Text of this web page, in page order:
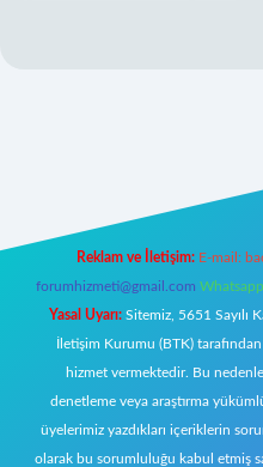
Reklam ve İletişim: E-mail:
forumhizmeti@gmail.com
Yasal Uyarı: Sitemiz, 5651 Sayılı
İletişim Kurumu (BTK) tarafından
hizmet vermektedir. Bu
denetleme veya araştırma
üyelerimiz yazdıkları içeriklerin
olarak bu sorumluluğu kabul etmiş